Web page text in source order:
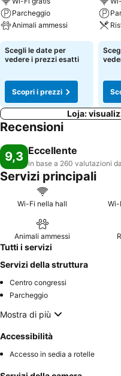
Parcheggio
Animali ammessi
Scopri i prezzi
Scegli le date per
vedere i prezzi esatti
Scopri i prezzi
Loja:
Recensioni
9,3 Eccellente
in base a 260 valutazioni
Servizi principali
Wi-Fi nella hall Wi-
Animali ammessi
Tutti i servizi
Servizi della struttura
Centro congressi
Parcheggio
Mostra di più
Accessibilità
Accesso in sedia a rotelle